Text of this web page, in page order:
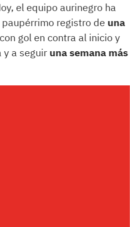
el equipo aurinegro ha
registro de una
gol en contra al inicio y
y a seguir una semana más